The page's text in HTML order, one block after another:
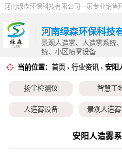
河南绿森环保科技
景观人造雾、人造雾系统
统、小区喷雾设备
当前位置： 首页 › 行业资讯› 安阳
扬尘检测仪 智慧工
人造雾设备 景观人造
高空除尘
安阳人造雾
扬尘检测仪
智慧工地